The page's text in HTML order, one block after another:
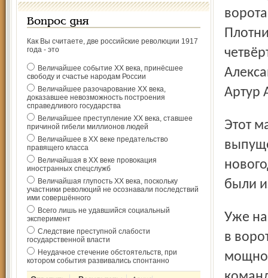
Вопрос дня
Как Вы считаете, две российские революции 1917
года - это
Величайшее событие ХХ века, принёсшее
свободу и счастье народам России
Величайшее разочарование ХХ века,
доказавшее невозможность построения
справедливого государства
Величайшее преступление ХХ века, ставшее
причиной гибели миллионов людей
Величайшее в ХХ веке предательство
правящего класса
Величайшая в ХХ веке провокация
иностранных спецслужб
Величайшая глупость ХХ века, поскольку
участники революций не осознавали последствий
ими совершённого
Всего лишь не удавшийся социальный
эксперимент
Следствие преступной слабости
государственной власти
Неудачное стечение обстоятельств, при
котором события развивались спонтанно
Артур
Этот матч «Авангард» проводил в специально
были
Уже на третьей минуте хозяева льда сумели забить шайбу
в
мощно